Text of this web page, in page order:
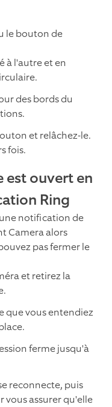
le bouton de
à l'autre et en
des bords du
et relâchez-le.
fois.
est ouvert en
Ring
notification de
Camera alors
pas fermer le
et retirez la
que vous entendiez
ferme jusqu'à
reconnecte, puis
vous assurer qu'elle